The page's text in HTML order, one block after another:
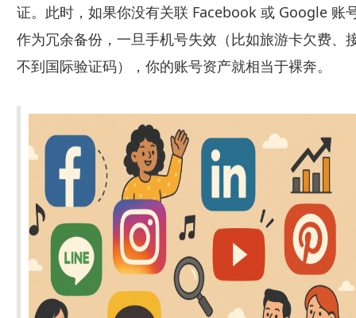
证。此时，如果你没有关联 Facebook 或 Google 账
作为冗余备份，一旦手机号失效（比如旅游卡欠费、
不到国际验证码），你的账号资产就相当于裸奔。